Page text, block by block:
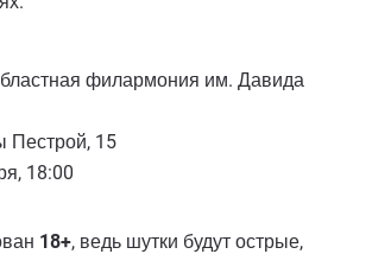
филармония им. Давида
Пестрой, 15
18:00
18+, ведь шутки будут острые,